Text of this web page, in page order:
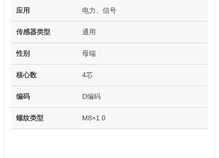
应用 电力、信号
传感器类型 通用
性别 母端
核心数 4芯
编码 D编码
螺纹类型 M8×1.0